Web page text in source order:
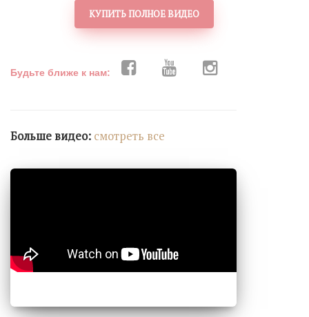
КУПИТЬ ПОЛНОЕ ВИДЕО
Будьте ближе к нам:
Больше видео: cмотреть все